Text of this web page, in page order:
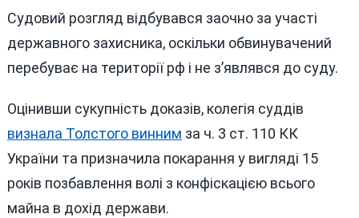
Судовий розгляд відбувався заочно за участі
державного захисника, оскільки обвинувачений
перебуває на території рф і не з’являвся до суду.
Оцінивши сукупність доказів, колегія суддів
визнала Толстого винним за ч. 3 ст. 110 КК
України та призначила покарання у вигляді 15
років позбавлення волі з конфіскацією всього
майна в дохід держави.